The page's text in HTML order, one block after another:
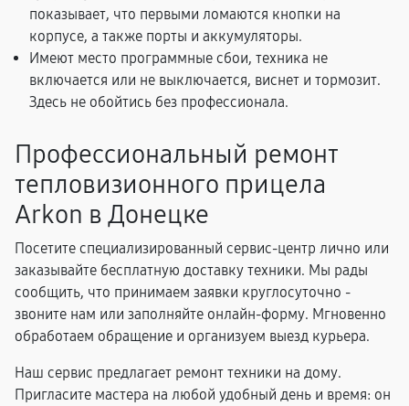
показывает, что первыми ломаются кнопки на
корпусе, а также порты и аккумуляторы.
Имеют место программные сбои, техника не
включается или не выключается, виснет и тормозит.
Здесь не обойтись без профессионала.
Профессиональный ремонт
тепловизионного прицела
Arkon в Донецке
Посетите специализированный сервис-центр лично или
заказывайте бесплатную доставку техники. Мы рады
сообщить, что принимаем заявки круглосуточно -
звоните нам или заполняйте онлайн-форму. Мгновенно
обработаем обращение и организуем выезд курьера.
Наш сервис предлагает ремонт техники на дому.
Пригласите мастера на любой удобный день и время: он